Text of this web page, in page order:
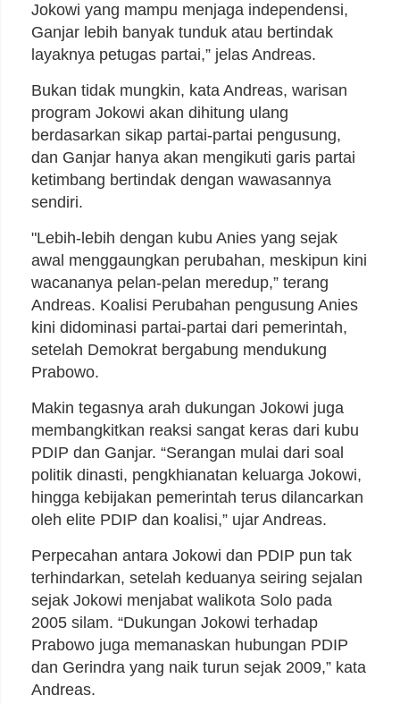
Jokowi yang mampu menjaga independensi,
Ganjar lebih banyak tunduk atau bertindak
layaknya petugas partai,” jelas Andreas.
Bukan tidak mungkin, kata Andreas, warisan
program Jokowi akan dihitung ulang
berdasarkan sikap partai-partai pengusung,
dan Ganjar hanya akan mengikuti garis partai
ketimbang bertindak dengan wawasannya
sendiri.
"Lebih-lebih dengan kubu Anies yang sejak
awal menggaungkan perubahan, meskipun kini
wacananya pelan-pelan meredup,” terang
Andreas. Koalisi Perubahan pengusung Anies
kini didominasi partai-partai dari pemerintah,
setelah Demokrat bergabung mendukung
Prabowo.
Makin tegasnya arah dukungan Jokowi juga
membangkitkan reaksi sangat keras dari kubu
PDIP dan Ganjar. “Serangan mulai dari soal
politik dinasti, pengkhianatan keluarga Jokowi,
hingga kebijakan pemerintah terus dilancarkan
oleh elite PDIP dan koalisi,” ujar Andreas.
Perpecahan antara Jokowi dan PDIP pun tak
terhindarkan, setelah keduanya seiring sejalan
sejak Jokowi menjabat walikota Solo pada
2005 silam. “Dukungan Jokowi terhadap
Prabowo juga memanaskan hubungan PDIP
dan Gerindra yang naik turun sejak 2009,” kata
Andreas.